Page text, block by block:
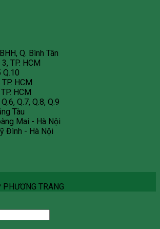
Q. Bình Tân
TP. HCM
Q.10
HCM
HCM
Q.7, Q.8, Q.9
Tàu
Mai - Hà Nội
Đình - Hà Nội
TRANG